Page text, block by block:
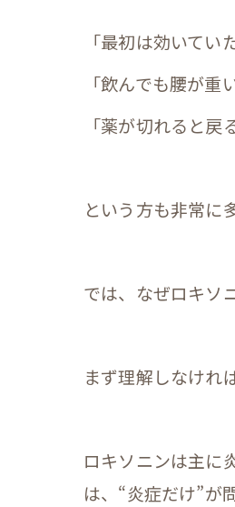
「最初は効いてい
「飲んでも腰が重
「薬が切れると戻
という方も非常に
では、なぜロキソ
まず理解しなけれ
ロキソニンは主に
は、“炎症だけ”が